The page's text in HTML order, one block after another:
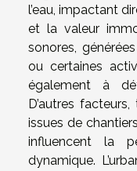
l’eau, impactant
et la valeur
sonores,
ou certaines
également à
D’autres
issues de
influencent la
dynamique.